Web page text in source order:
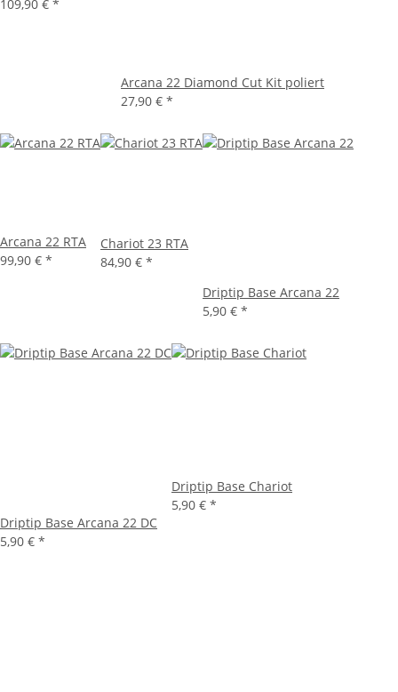
109,90 € *
Arcana 22 Diamond Cut Kit poliert
27,90 € *
Arcana 22 RTA
99,90 € *
Chariot 23 RTA
84,90 € *
Driptip Base Arcana 22
5,90 € *
Driptip Base Arcana 22 DC
5,90 € *
Driptip Base Chariot
5,90 € *